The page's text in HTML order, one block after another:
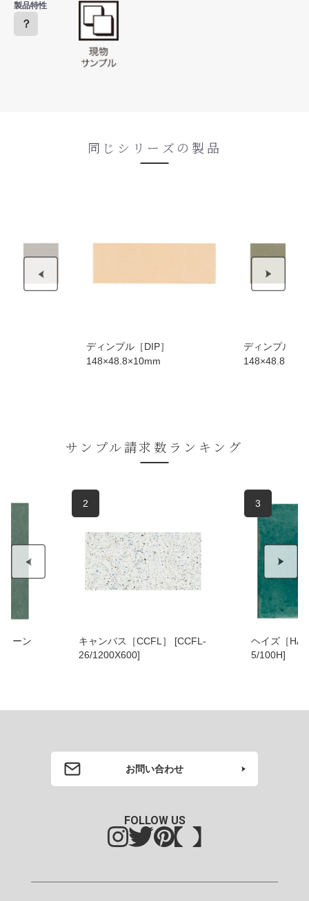
製品特性
？
同じシリーズの製品
ディンプル［DIP］
148×48.8×10mm
ディンプル［DIP
148×48.8×10mm
サンプル請求数ランキング
[CCFL-
ヘイズ［HAZ］ [HAZ-
5/100H]
4
エヴ
[EVS-
お問い合わせ
FOLLOW US